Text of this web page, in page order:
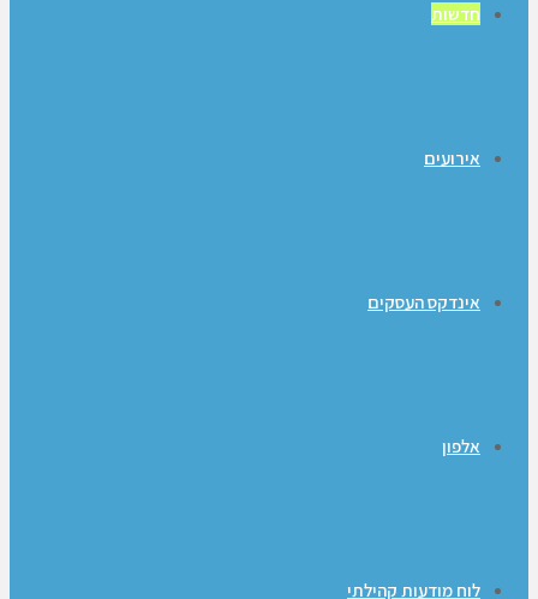
חדשות
אירועים
אינדקס העסקים
אלפון
לוח מודעות קהילתי